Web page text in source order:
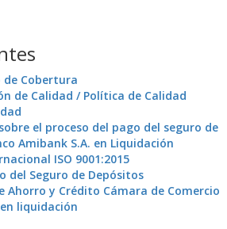
Cobertura
de Calidad / Política de Calidad
el proceso del pago del seguro de
Amibank S.A. en Liquidación
ISO 9001:2015
del Seguro de Depósitos
Ahorro y Crédito Cámara de Comercio
liquidación